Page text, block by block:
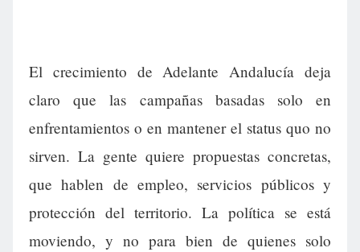
El crecimiento de Adelante Andalucía deja
claro que las campañas basadas solo en
enfrentamientos o en mantener el status quo no
sirven. La gente quiere propuestas concretas,
que hablen de empleo, servicios públicos y
protección del territorio. La política se está
moviendo, y no para bien de quienes solo